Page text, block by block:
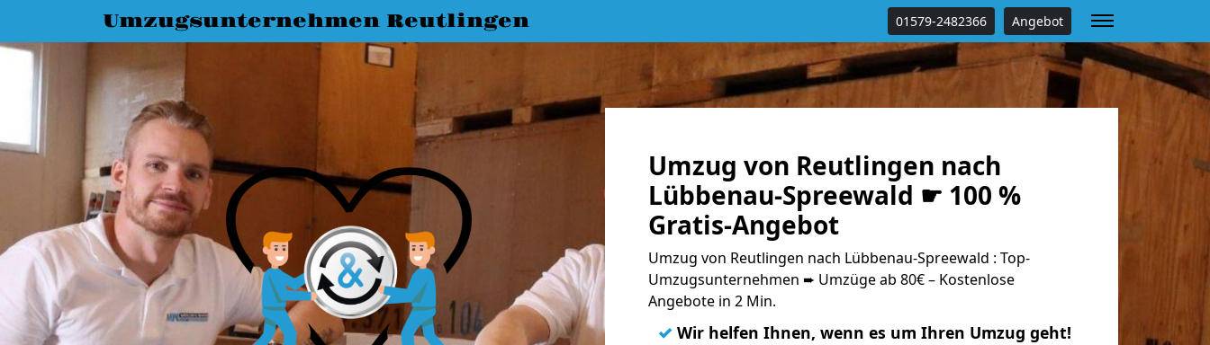
Umzugsunternehmen Reutlingen 01579-2482366 Angebot
Umzug von Reutlingen nach
Lübbenau-Spreewald ☛ 100 %
Gratis-Angebot
Umzug von Reutlingen nach Lübbenau-Spreewald : Top-
Umzugsunternehmen ➨ Umzüge ab 80€ – Kostenlose
Angebote in 2 Min.
✓ Wir helfen Ihnen, wenn es um Ihren Umzug geht!